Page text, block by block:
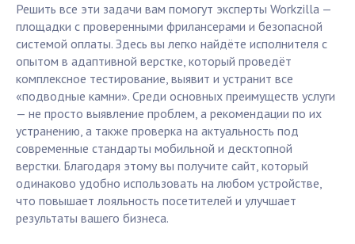
Решить все эти задачи вам помогут эксперты Workzilla —
площадки с проверенными фрилансерами и безопасной
системой оплаты. Здесь вы легко найдёте исполнителя с
опытом в адаптивной верстке, который проведёт
комплексное тестирование, выявит и устранит все
«подводные камни». Среди основных преимуществ услуги
— не просто выявление проблем, а рекомендации по их
устранению, а также проверка на актуальность под
современные стандарты мобильной и десктопной
верстки. Благодаря этому вы получите сайт, который
одинаково удобно использовать на любом устройстве,
что повышает лояльность посетителей и улучшает
результаты вашего бизнеса.